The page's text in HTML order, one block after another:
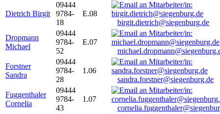
Dietrich Birgit
09444
9784-
18
E.08
birgit.dietrich@siegenburg.de
Dropmann
Michael
09444
9784-
52
E.07
Forstner
Sandra
09444
9784-
28
1.06
sandra.forstner@siegenburg.de
Fuggenthaler
Cornelia
09444
9784-
43
1.07